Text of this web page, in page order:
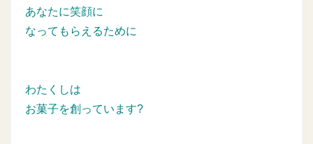
あなたに笑顔に
なってもらえるために
わたくしは
お菓子を創っています?